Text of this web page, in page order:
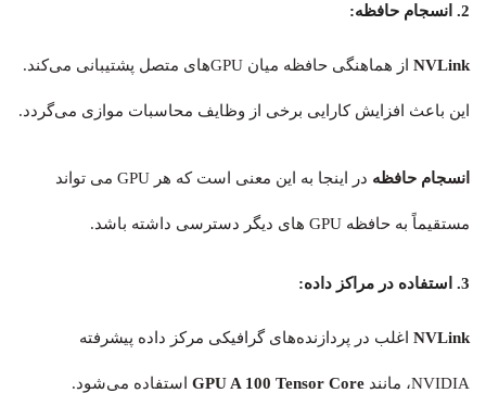
2. انسجام حافظه:
NVLink از هماهنگی حافظه میان GPUهای متصل پشتیبانی می‌کند.
این باعث افزایش کارایی برخی از وظایف محاسبات موازی می‌گردد.
انسجام حافظه در اینجا به این معنی است که هر GPU می تواند
مستقیماً به حافظه GPU های دیگر دسترسی داشته باشد.
3. استفاده در مراکز داده:
NVLink اغلب در پردازنده‌های گرافیکی مرکز داده پیشرفته
NVIDIA، مانند GPU A 100 Tensor Core استفاده می‌شود.